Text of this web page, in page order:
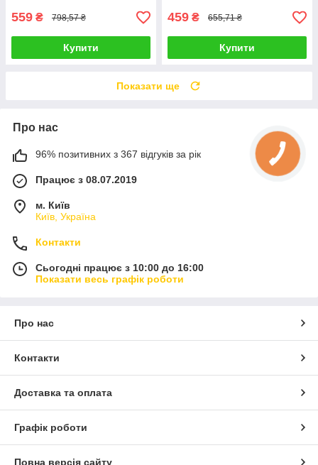
559 ₴ 798,57 ₴
Купити
459 ₴ 655,71 ₴
Купити
Показати ще
Про нас
96% позитивних з 367 відгуків за рік
Працює з 08.07.2019
м. Київ
Київ, Україна
Контакти
Сьогодні працює з 10:00 до 16:00
Показати весь графік роботи
Про нас
Контакти
Доставка та оплата
Графік роботи
Повна версія сайту